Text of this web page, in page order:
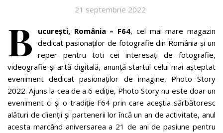
21 septembrie 2022
B ucurești, România – F64, cel mai mare magazin
dedicat pasionaților de fotografie din România și un
reper pentru toti cei interesați de fotografie,
videografie și artă digitală, anunţă startul celui mai aşteptat
eveniment dedicat pasionaţilor de imagine, Photo Story
2022. Ajuns la cea de a 6 ediţie, Photo Story nu este doar un
eveniment ci şi o tradiţie F64 prin care aceştia sărbătoresc
alături de clienţii şi partenerii lor încă un an de activitate, anul
acesta marcând aniversarea a 21 de ani de pasiune pentru